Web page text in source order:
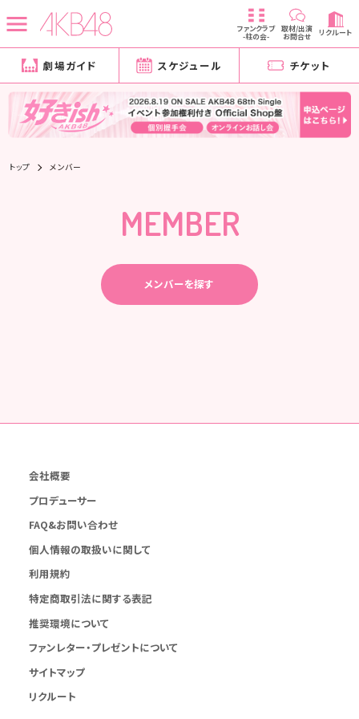
ファンクラブ
-柱の会-
取材/出演
お問合せ リクルート
劇場ガイド スケジュール チケット
トップ メンバー
MEMBER
メンバーを探す
会社概要
プロデューサー
FAQ&お問い合わせ
個人情報の取扱いに関して
利用規約
特定商取引法に関する表記
推奨環境について
ファンレター・プレゼントについて
サイトマップ
リクルート